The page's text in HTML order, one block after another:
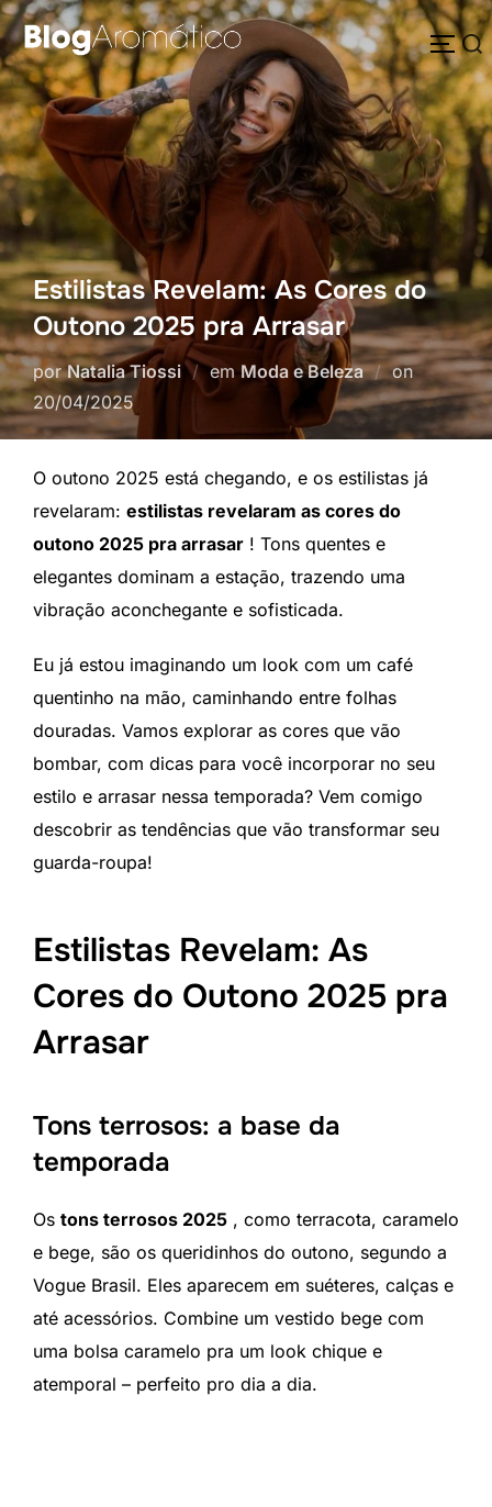
Pular
para
o
conteúdo
Pesquisar
por:
Estilistas Revelam: As Cores do
Outono 2025 pra Arrasar
porNatalia Tiossi emModa e Beleza onPostado
em
20/04/2025
O outono 2025 está chegando, e os estilistas já
revelaram: estilistas revelaram as cores do
outono 2025 pra arrasar ! Tons quentes e
elegantes dominam a estação, trazendo uma
vibração aconchegante e sofisticada.
Eu já estou imaginando um look com um café
quentinho na mão, caminhando entre folhas
douradas. Vamos explorar as cores que vão
bombar, com dicas para você incorporar no seu
estilo e arrasar nessa temporada? Vem comigo
descobrir as tendências que vão transformar seu
guarda-roupa!
Estilistas Revelam: As
Cores do Outono 2025 pra
Arrasar
Tons terrosos: a base da
temporada
Os tons terrosos 2025 , como terracota, caramelo
e bege, são os queridinhos do outono, segundo a
Vogue Brasil. Eles aparecem em suéteres, calças e
até acessórios. Combine um vestido bege com
uma bolsa caramelo pra um look chique e
atemporal – perfeito pro dia a dia.